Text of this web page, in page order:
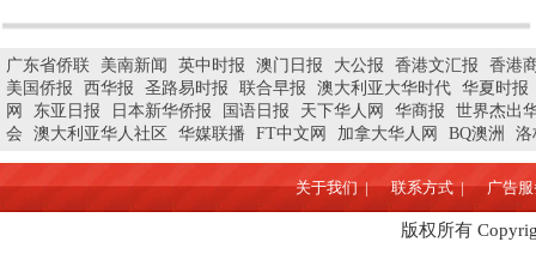
广东省侨联 美南新闻 英中时报 澳门日报 大公报 香港文汇报
香港
美国侨报
西华报 圣路易时报 联合早报 澳大利亚大华时代 华夏时报
网
东亚日报 日本新华侨报 国语日报 天下华人网 华商报
世界杰出
会
澳大利亚华人社区 华媒联播 FT中文网 加拿大华人网 BQ澳洲 洛
关于我们 | 联系方式 | 广告
版权所有